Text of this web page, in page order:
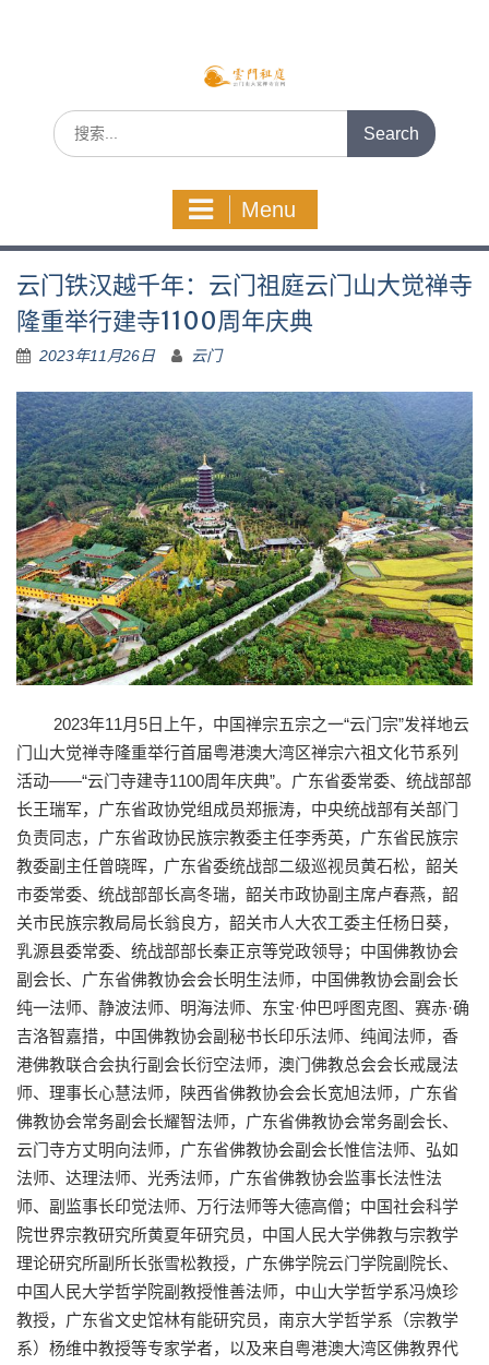
Search
for:
Menu
云门铁汉越千年：云门祖庭云门山大觉禅寺
隆重举行建寺1100周年庆典
2023年11月26日 云门
2023年11月5日上午，中国禅宗五宗之一“云门宗”发祥地云
门山大觉禅寺隆重举行首届粤港澳大湾区禅宗六祖文化节系列
活动——“云门寺建寺1100周年庆典”。广东省委常委、统战部部
长王瑞军，广东省政协党组成员郑振涛，中央统战部有关部门
负责同志，广东省政协民族宗教委主任李秀英，广东省民族宗
教委副主任曾晓晖，广东省委统战部二级巡视员黄石松，韶关
市委常委、统战部部长高冬瑞，韶关市政协副主席卢春燕，韶
关市民族宗教局局长翁良方，韶关市人大农工委主任杨日葵，
乳源县委常委、统战部部长秦正京等党政领导；中国佛教协会
副会长、广东省佛教协会会长明生法师，中国佛教协会副会长
纯一法师、静波法师、明海法师、东宝·仲巴呼图克图、赛赤·确
吉洛智嘉措，中国佛教协会副秘书长印乐法师、纯闻法师，香
港佛教联合会执行副会长衍空法师，澳门佛教总会会长戒晟法
师、理事长心慧法师，陕西省佛教协会会长宽旭法师，广东省
佛教协会常务副会长耀智法师，广东省佛教协会常务副会长、
云门寺方丈明向法师，广东省佛教协会副会长惟信法师、弘如
法师、达理法师、光秀法师，广东省佛教协会监事长法性法
师、副监事长印觉法师、万行法师等大德高僧；中国社会科学
院世界宗教研究所黄夏年研究员，中国人民大学佛教与宗教学
理论研究所副所长张雪松教授，广东佛学院云门学院副院长、
中国人民大学哲学院副教授惟善法师，中山大学哲学系冯焕珍
教授，广东省文史馆林有能研究员，南京大学哲学系（宗教学
系）杨维中教授等专家学者，以及来自粤港澳大湾区佛教界代